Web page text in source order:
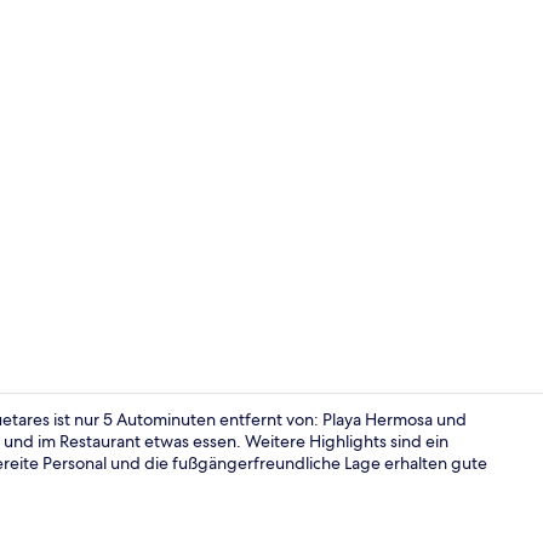
ist nur 5 Autominuten entfernt von: Playa Hermosa und
im Restaurant etwas essen. Weitere Highlights sind ein
Personal und die fußgängerfreundliche Lage erhalten gute